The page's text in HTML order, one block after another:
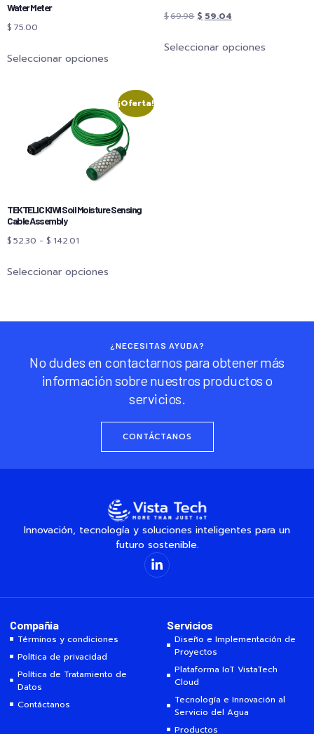
Water Meter
$ 75.00
Seleccionar opciones
$69.98 $ 59.04
Seleccionar opciones
¡Oferta!
TEKTELIC KIWI Soil Moisture Sensing
Cable Assembly
$52.30 - $ 142.01
Seleccionar opciones
¿NECESITAS AYUDA?
No dudes en contactarnos para obtener más
información sobre nuestros productos o
servicios.
CONTÁCTANOS
Innovación, tecnología y soluciones inteligentes para un
futuro sostenible.
Compañia
Términos y condiciones
Política de privacidad
Política de Tratamiento de
Datos
Contáctanos
Servicios
Diseño e Implementación de
Proyectos
Plataforma IoT VistaTech
Cloud
Tecnología e Innovación al
Servicio del Agua
Productos